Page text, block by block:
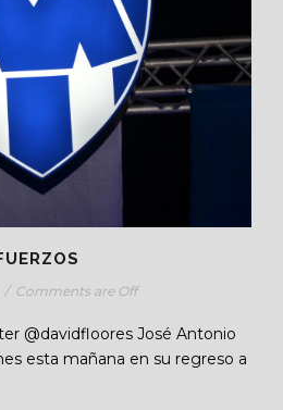
/ Comments are Off
@davidfloores José Antonio
esta mañana en su regreso a